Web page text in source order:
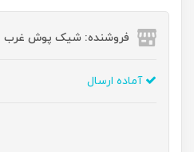
فروشنده: شیک پوش غرب
آماده ارسال